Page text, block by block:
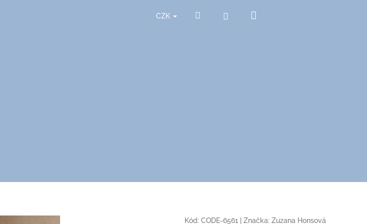
CZK Hledat Přihlášení
Kód: CODE-6561 Značka: Zuzana Honsová